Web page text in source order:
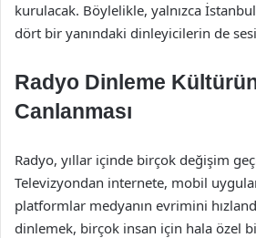
kurulacak. Böylelikle, yalnızca
dört bir yanındaki dinleyicilerin de
Radyo Dinleme
Canlanması
Radyo, yıllar içinde birçok değişim
Televizyondan internete, mobil
platformlar medyanın evrimini
dinlemek, birçok insan için hala özel